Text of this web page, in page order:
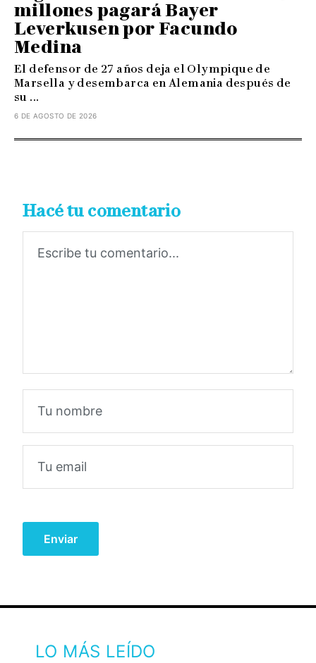
millones pagará Bayer
Leverkusen por Facundo
Medina
El defensor de 27 años deja el Olympique de
Marsella y desembarca en Alemania después de
su ...
6 DE AGOSTO DE 2026
Hacé tu comentario
LO MÁS LEÍDO